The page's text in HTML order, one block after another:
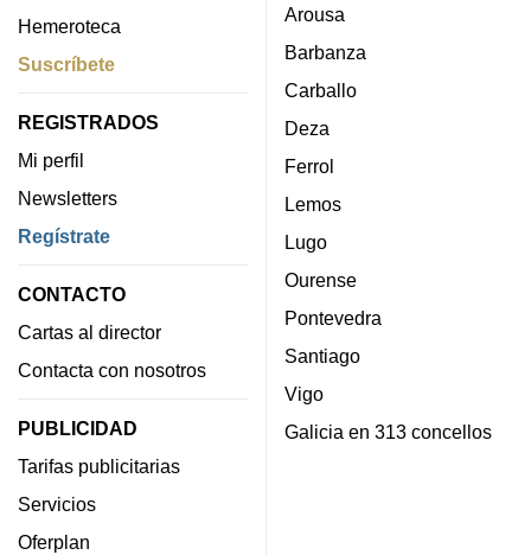
Hemeroteca
Suscríbete
REGISTRADOS
Mi perfil
Newsletters
Regístrate
CONTACTO
Cartas al director
Contacta con nosotros
PUBLICIDAD
Tarifas publicitarias
Servicios
Oferplan
Arousa
Barbanza
Carballo
Deza
Ferrol
Lemos
Lugo
Ourense
Pontevedra
Santiago
Vigo
Galicia en 313 concellos